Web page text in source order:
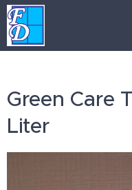
Green Care
Liter